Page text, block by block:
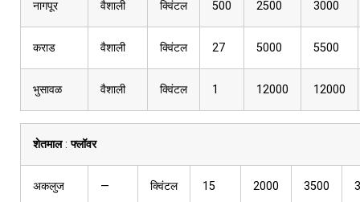
नागपूर वैशाली क्विंटल 500 2500 3000
कराड वैशाली क्विंटल 27 5000 5500
भुसावळ वैशाली क्विंटल 1 12000 12000
शेतमाल:फ्लॉवर
अकलुज — क्विंटल 15 2000 3500